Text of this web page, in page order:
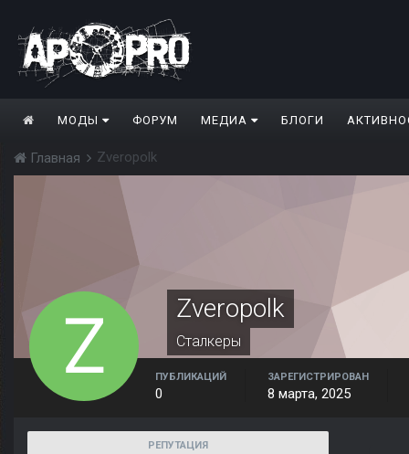
МОДЫ ФОРУМ МЕДИА БЛОГИ
Главная Zveropolk
Zveropolk
Сталкеры
ПУБЛИКАЦИЙ
0
ЗАРЕГИСТРИРОВАН
8 марта, 2025
РЕПУТАЦИЯ